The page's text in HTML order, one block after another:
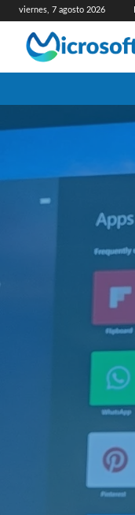
viernes, 7 agosto 2026